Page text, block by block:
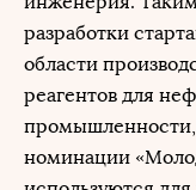
разработки
области
реагентов для
промышленности,
номинации